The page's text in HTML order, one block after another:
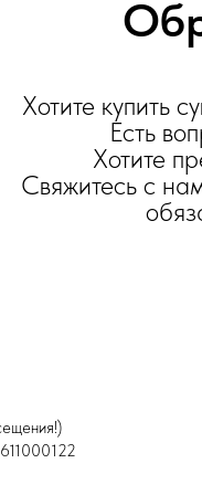
Хотите купить
Есть
Хотите
Свяжитесь с